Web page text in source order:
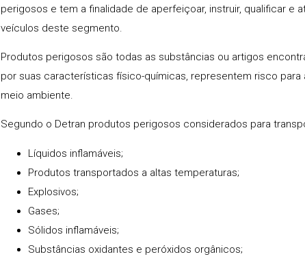
perigosos e tem a finalidade de aperfeiçoar, instruir, qualificar e
veículos deste segmento.
Produtos perigosos são todas as substâncias ou artigos
por suas características físico-químicas, representem risco
meio ambiente.
Segundo o Detran produtos perigosos considerados para
Líquidos inflamáveis;
Produtos transportados a altas temperaturas;
Explosivos;
Gases;
Sólidos inflamáveis;
Substâncias oxidantes e peróxidos orgânicos;